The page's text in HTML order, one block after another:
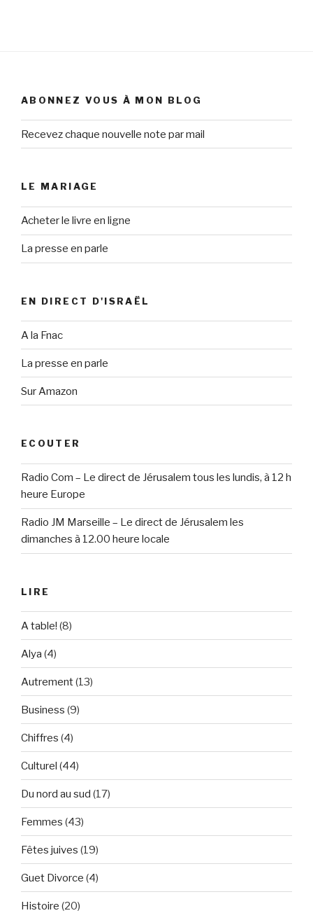
ABONNEZ VOUS À MON BLOG
Recevez chaque nouvelle note par mail
LE MARIAGE
Acheter le livre en ligne
La presse en parle
EN DIRECT D'ISRAËL
A la Fnac
La presse en parle
Sur Amazon
ECOUTER
Radio Com – Le direct de Jérusalem tous les lundis, à 12 h
heure Europe
Radio JM Marseille – Le direct de Jérusalem les
dimanches à 12.00 heure locale
LIRE
A table! (8)
Alya (4)
Autrement(13)
Business (9)
Chiffres (4)
Culturel (44)
Du nord au sud (17)
Femmes (43)
Fêtes juives (19)
Guet Divorce (4)
Histoire (20)